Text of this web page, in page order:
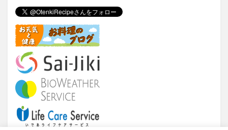
er e
b
o
o
k
n
a